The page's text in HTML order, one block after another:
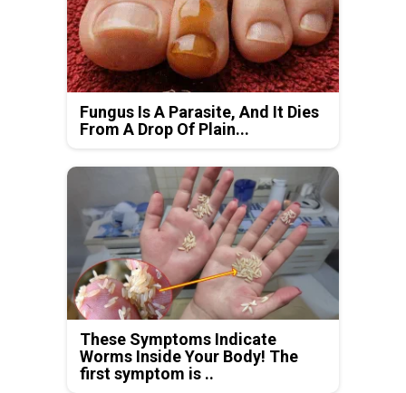
Fungus Is A Parasite, And It Dies
From A Drop Of Plain...
These Symptoms Indicate
Worms Inside Your Body! The
first symptom is ..